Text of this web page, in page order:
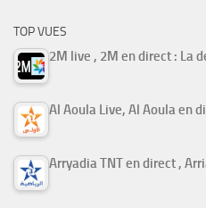
TOP VUES
2M live , 2M en direct : La
Al Aoula Live, Al Aoula en
Arryadia TNT en direct ,